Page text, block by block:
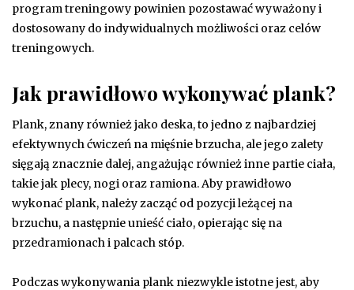
program treningowy powinien pozostawać wyważony i
dostosowany do indywidualnych możliwości oraz celów
treningowych.
Jak prawidłowo wykonywać plank?
Plank, znany również jako deska, to jedno z najbardziej
efektywnych ćwiczeń na mięśnie brzucha, ale jego zalety
sięgają znacznie dalej, angażując również inne partie ciała,
takie jak plecy, nogi oraz ramiona. Aby prawidłowo
wykonać plank, należy zacząć od pozycji leżącej na
brzuchu, a następnie unieść ciało, opierając się na
przedramionach i palcach stóp.
Podczas wykonywania plank niezwykle istotne jest, aby